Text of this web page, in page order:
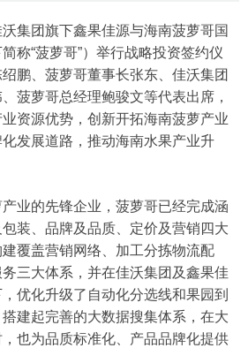
集团旗下鑫果佳源与海南菠萝哥国
称“菠萝哥”）举行战略投资签约仪
鹏、菠萝哥董事长张东、佳沃集团
菠萝哥总经理鲍骏文等代表出席，
资源优势，创新开拓海南菠萝产业
发展道路，推动海南水果产业升
业的先锋企业，菠萝哥已经完成涵
装、品牌及品质、定价及营销四大
覆盖营销网络、加工分拣物流配
三大体系，并在佳沃集团及鑫果佳
优化升级了自动化分选线和果园到
建起完善的大数据搜集体系，在大
也为品质标准化、产品品牌化提供